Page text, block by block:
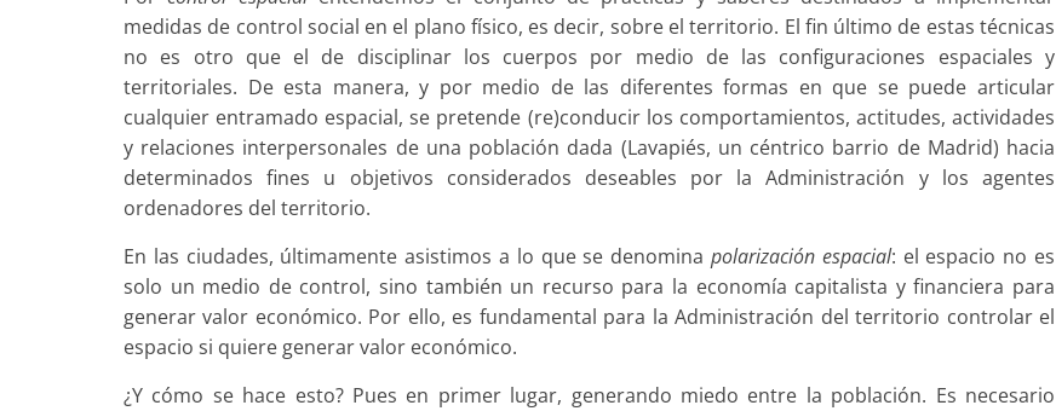
medidas de control social en el plano físico, es decir, sobre el territorio. El fin último de estas técnicas
no es otro que el de disciplinar los cuerpos por medio de las configuraciones espaciales y
territoriales. De esta manera, y por medio de las diferentes formas en que se puede articular
cualquier entramado espacial, se pretende (re)conducir los comportamientos, actitudes, actividades
y relaciones interpersonales de una población dada (Lavapiés, un céntrico barrio de Madrid) hacia
determinados fines u objetivos considerados deseables por la Administración y los agentes
ordenadores del territorio.
En las ciudades, últimamente asistimos a lo que se denomina polarización espacial: el espacio no es
solo un medio de control, sino también un recurso para la economía capitalista y financiera para
generar valor económico. Por ello, es fundamental para la Administración del territorio controlar el
espacio si quiere generar valor económico.
¿Y cómo se hace esto? Pues en primer lugar, generando miedo entre la población. Es necesario